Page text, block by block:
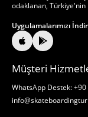
odaklanan,
Uygulamalarımızı
Müşteri
WhatsApp Destek: